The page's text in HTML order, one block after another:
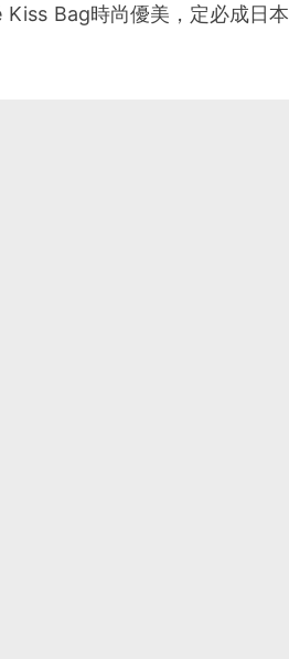
Bag時尚優美，定必成日本